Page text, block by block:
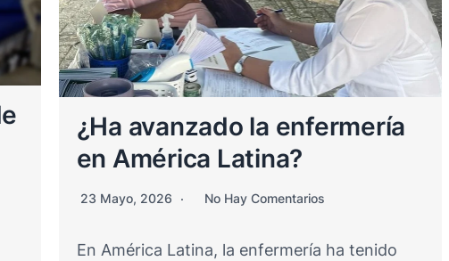
¿Ha avanzado la enfermería
en América Latina?
23 Mayo, 2026 No Hay Comentarios
En América Latina, la enfermería ha tenido